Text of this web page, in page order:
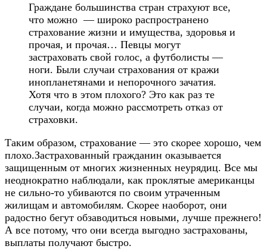
Граждане большинства стран страхуют все,
что можно — широко распространено
страхование жизни и имущества, здоровья и
прочая, и прочая… Певцы могут
застраховать свой голос, а футболисты —
ноги. Были случаи страхования от кражи
инопланетянами и непорочного зачатия.
Хотя что в этом плохого? Это как раз те
случаи, когда можно рассмотреть отказ от
страховки.
Таким образом, страхование — это скорее хорошо, чем
плохо.Застрахованный гражданин оказывается
защищенным от многих жизненных неурядиц. Все мы
неоднократно наблюдали, как проклятые американцы
не сильно-то убиваются по своим утраченным
жилищам и автомобилям. Скорее наоборот, они
радостно бегут обзаводиться новыми, лучше прежнего!
А все потому, что они всегда выгодно застрахованы,
выплаты получают быстро.